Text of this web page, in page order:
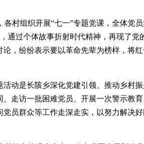
村组织开展“七一”专题党课，全体党
通过个体故事折射时代精神，再现了党
，纷纷表示要以革命先辈为榜样，将
动是长陔乡深化党建引领、推动乡村
走访一批困难党员、开展一次警示教
员群众等工作走深走实，以努力解决